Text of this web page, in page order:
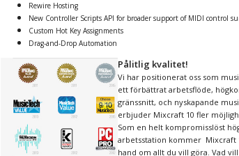
Rewire Hosting
New Controller Scripts API for broader support of MIDI control
Custom Hot Key Assignments
Drag-and-Drop Automation
Pålitlig kvalitet!
Vi har positionerat oss som
ett förbättrat arbetsflöde,
gränssnitt, och nyskapande
erbjuder Mixcraft 10 fler
Som en helt kompromisslöst
arbetsstation kommer Mixcraft
hand om allt du vill göra. Vad